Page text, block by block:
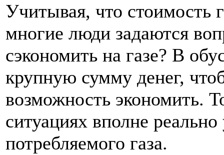
Учитывая, что стоимость
многие люди задаются
сэкономить на газе? В
крупную сумму денег,
возможность экономить.
ситуациях вполне
потребляемого газа.